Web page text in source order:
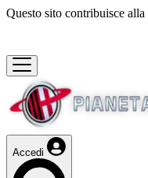
Questo sito contribuisce alla
Accedi